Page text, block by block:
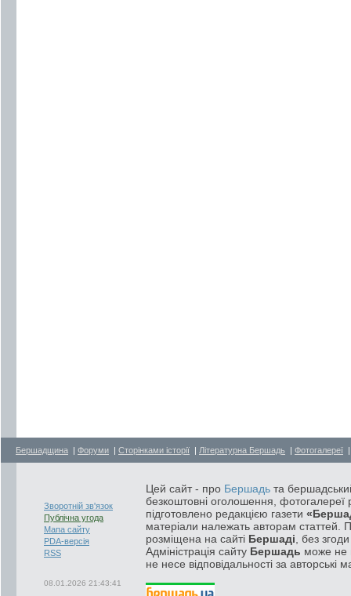
Бершадщина | Форуми | Сторінками історії | Літературна Бершадь | Фотогалереї
Зворотній зв'язок
Публічна угода
Мапа сайту
PDA-версія
RSS
08.01.2026 21:43:41
Цей сайт - про Бершадь та
безкоштовні оголошення, фотогалереї
підготовлено редакцією газети
матеріали належать авторам статтей.
розміщена на сайті Бершаді , без
Адміністрація сайту Бершадь може не
не несе відповідальності за авторські